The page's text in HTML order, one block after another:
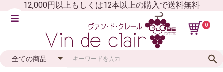
12,000円以上もしくは12本以上の購入で送料無料
0